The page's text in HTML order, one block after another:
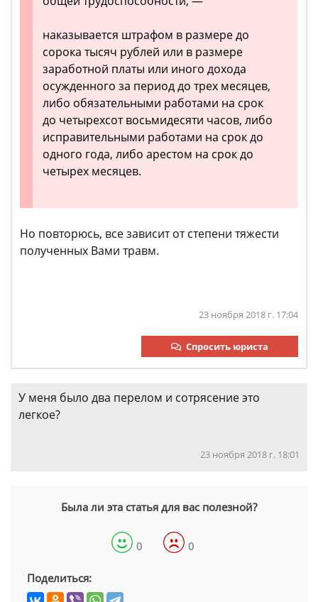
наказывается штрафом в размере до
сорока тысяч рублей или в размере
заработной платы или иного дохода
осужденного за период до трех месяцев,
либо обязательными работами на срок
до четырехсот восьмидесяти часов, либо
исправительными работами на срок до
одного года, либо арестом на срок до
четырех месяцев.
Но повторюсь, все зависит от степени тяжести
полученных Вами травм.
23 ноября 2018 г. 17:04
Спросить юриста
У меня было два перелом и сотрясение это
легкое?
23 ноября 2018 г. 18:01
Была ли эта статья для вас полезной?
0 0
Поделиться: